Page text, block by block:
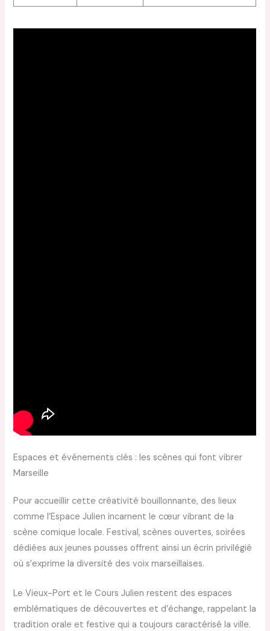
Espaces et événements clés : les scènes qui font vibrer
Marseille
Pour accueillir cette créativité bouillonnante, des lieux
comme l’Espace Julien incarnent le cœur vibrant de la
scène comique locale. Festival, scènes ouvertes, soirées
dédiées aux jeunes pousses offrent ainsi un écrin privilégié
où s’exprime la diversité des voix marseillaises.
Le Vieux-Port et le Cours Julien restent des espaces
emblématiques de découvertes et d’échange, rappelant la
tradition orale et festive qui a toujours caractérisé la ville.